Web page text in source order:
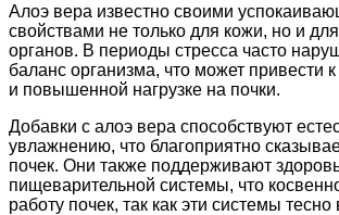
Алоэ вера известно своими
свойствами не только для кожи, но и
органов. В периоды стресса часто
баланс организма, что может привести
и повышенной нагрузке на почки.
Добавки с алоэ вера способствуют
увлажнению, что благоприятно
почек. Они также поддерживают
пищеварительной системы, что
работу почек, так как эти системы